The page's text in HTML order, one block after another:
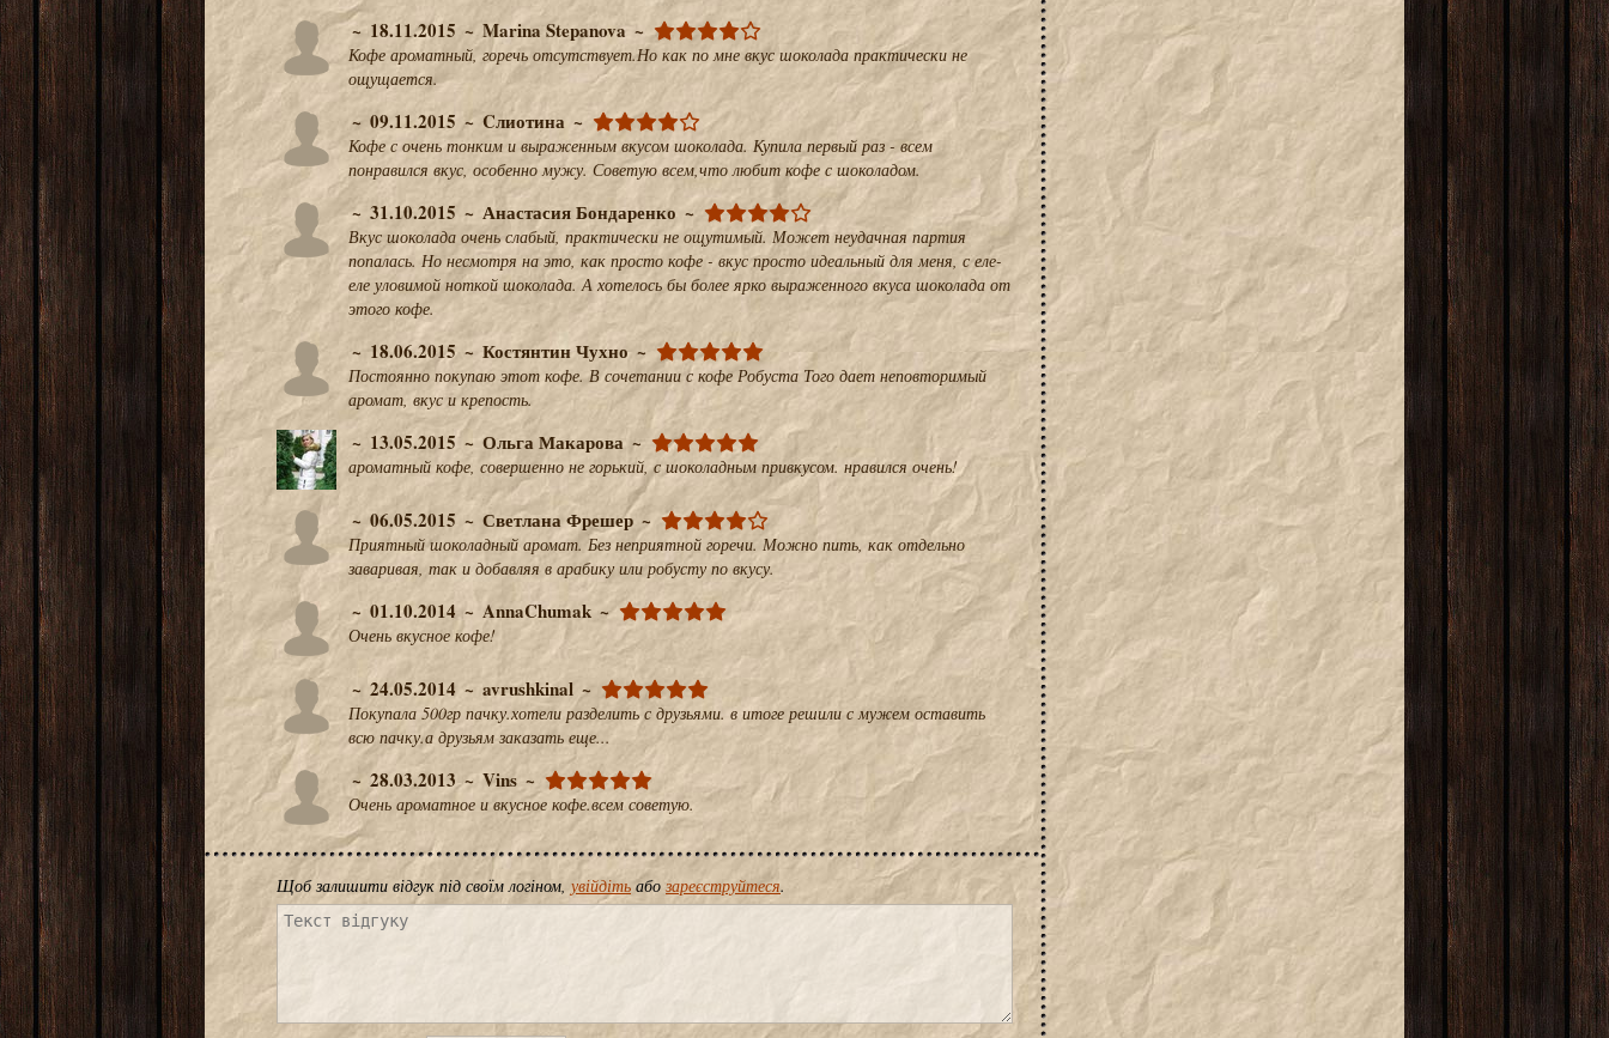
18.11.2015 Marina Stepanova
Кофе ароматный, горечь отсутствует.Но как по мне вкус шоколада практически не
ощущается.
09.11.2015 Cлиотина
Кофе с очень тонким и выраженным вкусом шоколада. Купила первый раз - всем
понравился вкус, особенно мужу. Советую всем,что любит кофе с шоколадом.
31.10.2015 Анастасия Бондаренко
Вкус шоколада очень слабый, практически не ощутимый. Может неудачная партия
попалась. Но несмотря на это, как просто кофе - вкус просто идеальный для меня, с еле-
еле уловимой ноткой шоколада. А хотелось бы более ярко выраженного вкуса шоколада от
этого кофе.
18.06.2015 Костянтин Чухно
Постоянно покупаю этот кофе. В сочетании с кофе Робуста Того дает неповторимый
аромат, вкус и крепость.
13.05.2015 Ольга Макарова
ароматный кофе, совершенно не горький, с шоколадным привкусом. нравился очень!
06.05.2015 Светлана Фрешер
Приятный шоколадный аромат. Без неприятной горечи. Можно пить, как отдельно
заваривая, так и добавляя в арабику или робусту по вкусу.
01.10.2014 AnnaChumak
Очень вкусное кофе!
24.05.2014 avrushkinal
Покупала 500гр пачку.хотели разделить с друзьями. в итоге решили с мужем оставить
всю пачку.а друзьям заказать еще...
28.03.2013 Vins
Очень ароматное и вкусное кофе.всем советую.
Щоб залишити відгук під своїм логіном, увійдіть або зареєструйтеся.